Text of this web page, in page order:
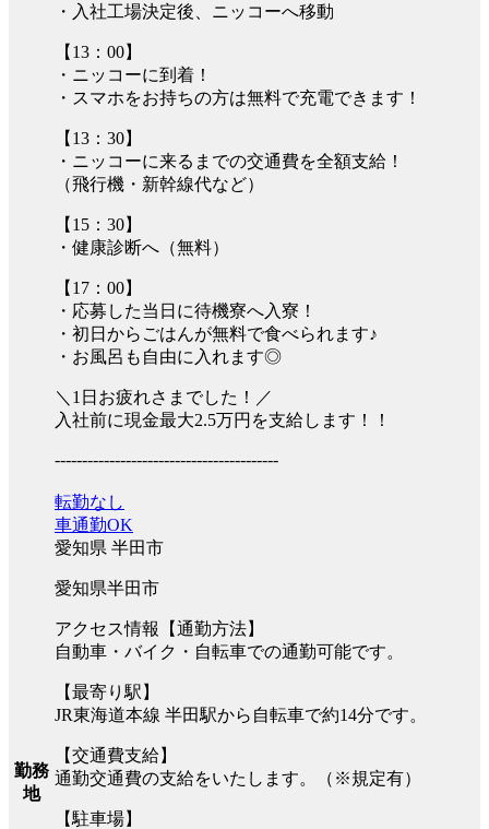
・入社工場決定後、ニッコーへ移動
【13：00】
・ニッコーに到着！
・スマホをお持ちの方は無料で充電できます！
【13：30】
・ニッコーに来るまでの交通費を全額支給！
（飛行機・新幹線代など）
【15：30】
・健康診断へ（無料）
【17：00】
・応募した当日に待機寮へ入寮！
・初日からごはんが無料で食べられます♪
・お風呂も自由に入れます◎
＼1日お疲れさまでした！／
入社前に現金最大2.5万円を支給します！！
-----------------------------------------
勤務
地
転勤なし
車通勤OK
愛知県 半田市
愛知県半田市
アクセス情報【通勤方法】
自動車・バイク・自転車での通勤可能です。
【最寄り駅】
JR東海道本線 半田駅から自転車で約14分です。
【交通費支給】
通勤交通費の支給をいたします。（※規定有）
【駐車場】